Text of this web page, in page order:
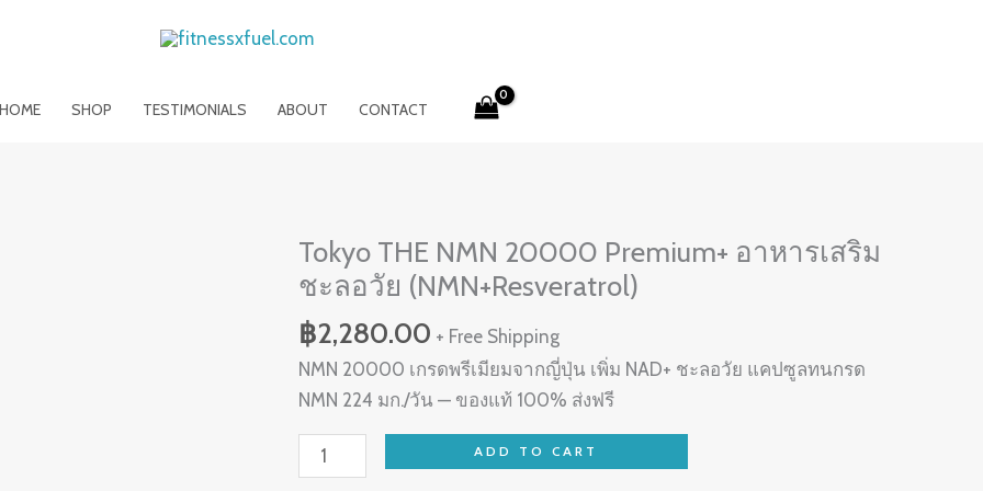
HOME SHOP TESTIMONIALS ABOUT CONTACT
Tokyo THE NMN 20000 Premium+ อาหารเสริม
ชะลอวัย (NMN+Resveratrol)
฿2,280.00 + Free Shipping
NMN 20000 เกรดพรีเมียมจากญี่ปุ่น เพิ่ม NAD+ ชะลอวัย แคปซูลทนกรด
NMN 224 มก./วัน — ของแท้ 100% ส่งฟรี
THE
NMN
20000
Premium+
ชะลอ
วัย
ADD TO CART